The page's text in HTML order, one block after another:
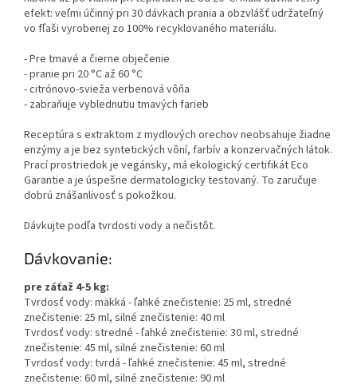
efekt: veľmi účinný pri 30 dávkach prania a obzvlášť udržateľný
vo fľaši vyrobenej zo 100% recyklovaného materiálu.
- Pre tmavé a čierne obječenie
- pranie pri 20 °C až 60 °C
- citrónovo-svieža verbenová vôňa
- zabraňuje vyblednutiu tmavých farieb
Receptúra s extraktom z mydlových orechov neobsahuje žiadne
enzýmy a je bez syntetických vôní, farbív a konzervačných látok.
Prací prostriedok je vegánsky, má ekologický certifikát Eco
Garantie a je úspešne dermatologicky testovaný. To zaručuje
dobrú znášanlivosť s pokožkou.
Dávkujte podľa tvrdosti vody a nečistôt.
Dávkovanie:
pre záťaž 4-5 kg:
Tvrdosť vody: mäkká - ľahké znečistenie: 25 ml, stredné
znečistenie: 25 ml, silné znečistenie: 40 ml
Tvrdosť vody: stredné - ľahké znečistenie: 30 ml, stredné
znečistenie: 45 ml, silné znečistenie: 60 ml
Tvrdosť vody: tvrdá - ľahké znečistenie: 45 ml, stredné
znečistenie: 60 ml, silné znečistenie: 90 ml